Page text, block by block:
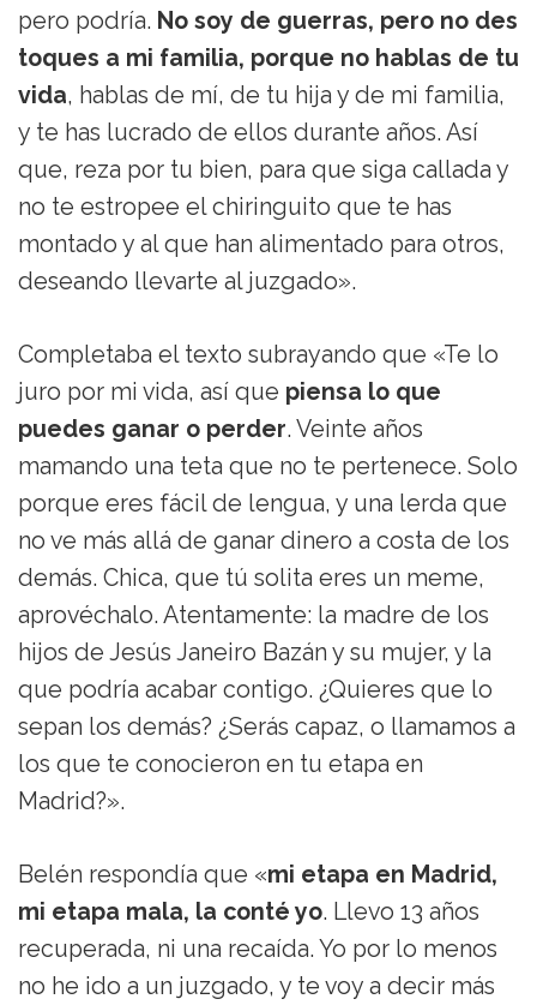
pero podría. No soy de guerras, pero no des
toques a mi familia, porque no hablas de tu
vida, hablas de mí, de tu hija y de mi familia,
y te has lucrado de ellos durante años. Así
que, reza por tu bien, para que siga callada y
no te estropee el chiringuito que te has
montado y al que han alimentado para otros,
deseando llevarte al juzgado».
Completaba el texto subrayando que «Te lo
juro por mi vida, así que piensa lo que
puedes ganar o perder. Veinte años
mamando una teta que no te pertenece. Solo
porque eres fácil de lengua, y una lerda que
no ve más allá de ganar dinero a costa de los
demás. Chica, que tú solita eres un meme,
aprovéchalo. Atentamente: la madre de los
hijos de Jesús Janeiro Bazán y su mujer, y la
que podría acabar contigo. ¿Quieres que lo
sepan los demás? ¿Serás capaz, o llamamos a
los que te conocieron en tu etapa en
Madrid?».
Belén respondía que «mi etapa en Madrid,
mi etapa mala, la conté yo. Llevo 13 años
recuperada, ni una recaída. Yo por lo menos
no he ido a un juzgado, y te voy a decir más